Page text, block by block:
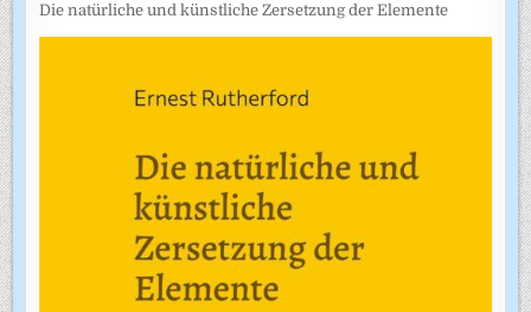
Die natürliche und künstliche Zersetzung der Elemente